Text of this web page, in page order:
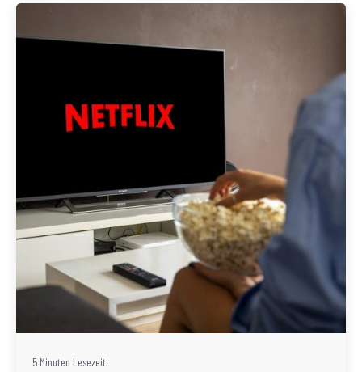
Geschrieben von
Redaktion Immofragen Bezirk Mödling (AT)
5 Minuten Lesezeit